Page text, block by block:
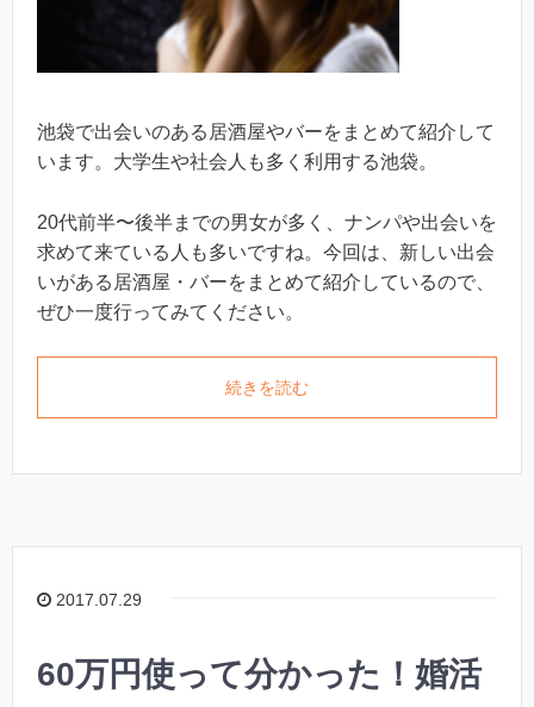
池袋で出会いのある居酒屋やバーをまとめて紹介して
います。大学生や社会人も多く利用する池袋。
20代前半〜後半までの男女が多く、ナンパや出会いを
求めて来ている人も多いですね。今回は、新しい出会
いがある居酒屋・バーをまとめて紹介しているので、
ぜひ一度行ってみてください。
続きを読む
2017.07.29
60万円使って分かった！婚活